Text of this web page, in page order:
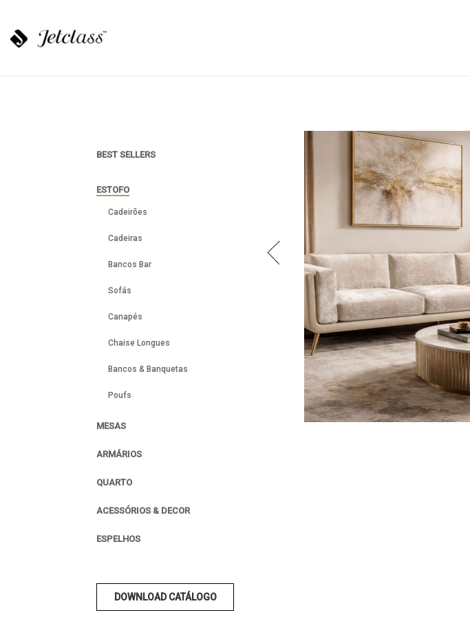
BEST SELLERS
ESTOFO
Cadeirões
Cadeiras
Bancos Bar
Sofás
Canapés
Chaise Longues
Bancos & Banquetas
Poufs
MESAS
ARMÁRIOS
QUARTO
ACESSÓRIOS & DECOR
ESPELHOS
DOWNLOAD CATÁLOGO